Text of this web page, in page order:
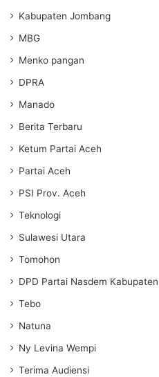
Kabupaten Jombang
MBG
Menko pangan
DPRA
Manado
Berita Terbaru
Ketum Partai Aceh
Partai Aceh
PSI Prov. Aceh
Teknologi
Sulawesi Utara
Tomohon
DPD Partai Nasdem
Tebo
Natuna
Ny Levina Wempi
Terima Audiensi